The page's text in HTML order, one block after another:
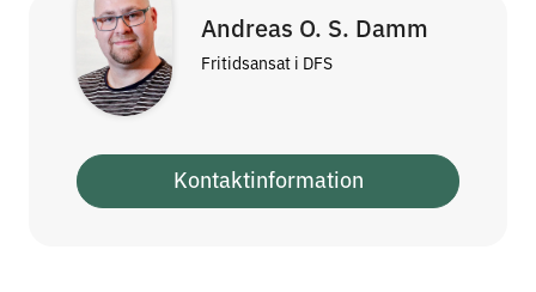
Andreas O. S. Damm
Fritidsansat i DFS
Kontaktinformation